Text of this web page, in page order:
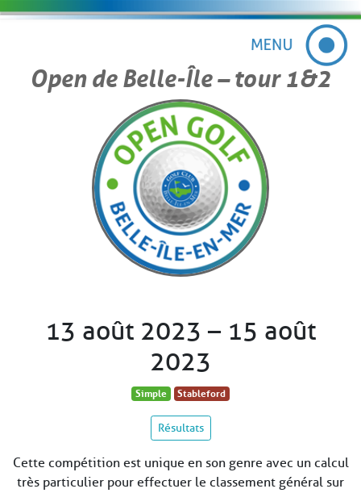
Open de Belle-Île – tour 1&2
13 août 2023 – 15 août
2023
Simple Stableford
Résultats
Cette compétition est unique en son genre avec un calcul
très particulier pour effectuer le classement général sur